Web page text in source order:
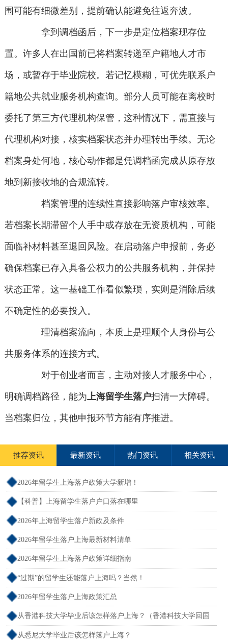
围可能有细微差别，提前确认能避免往返奔波。
拿到调档函后，下一步是定位档案现存位
置。许多人在出国前已将档案转递至户籍地人才市
场，或暂存于毕业院校。若记忆模糊，可优先联系户
籍地公共就业服务机构查询。部分人员可能在离校时
委托了第三方代理机构保管，这种情况下，需直接与
代理机构对接，核实档案状态并办理转出手续。无论
档案身处何地，核心动作都是凭调档函完成从原存放
地到新接收地的合规流转。
档案管理的连续性直接影响落户审核效率。
若档案长期滞留个人手中或存放在无资质机构，可能
面临补材料甚至退回风险。在启动落户申报前，务必
确保档案已存入具备公权力的公共服务机构，并保持
状态正常。这一基础工作看似繁琐，实则是消除后续
不确定性的必要投入。
理清档案流向，本质上是理顺个人身份与公
共服务体系的连接方式。
对于创业者而言，主动对接人才服务中心，
明确调档路径，能为上海留学生落户扫清一大障碍。
当档案归位，其他申报环节方能有序推进。
推荐资讯 最新资讯 热门资讯 相关资讯
2026年留学生上海落户政策大学新增！
【科普】上海留学生落户户口落在哪里
2026年上海留学生落户新政及条件
2026年留学生落户上海最新材料清单
2026年留学生上海落户政策详细指南
“过期”的留学生还能落户上海吗？当然！
2026年留学生落户上海政策汇总
从香港科技大学毕业后该怎样落户上海？（香港科技大学回国
就业）
从悉尼大学毕业后该怎样落户上海？